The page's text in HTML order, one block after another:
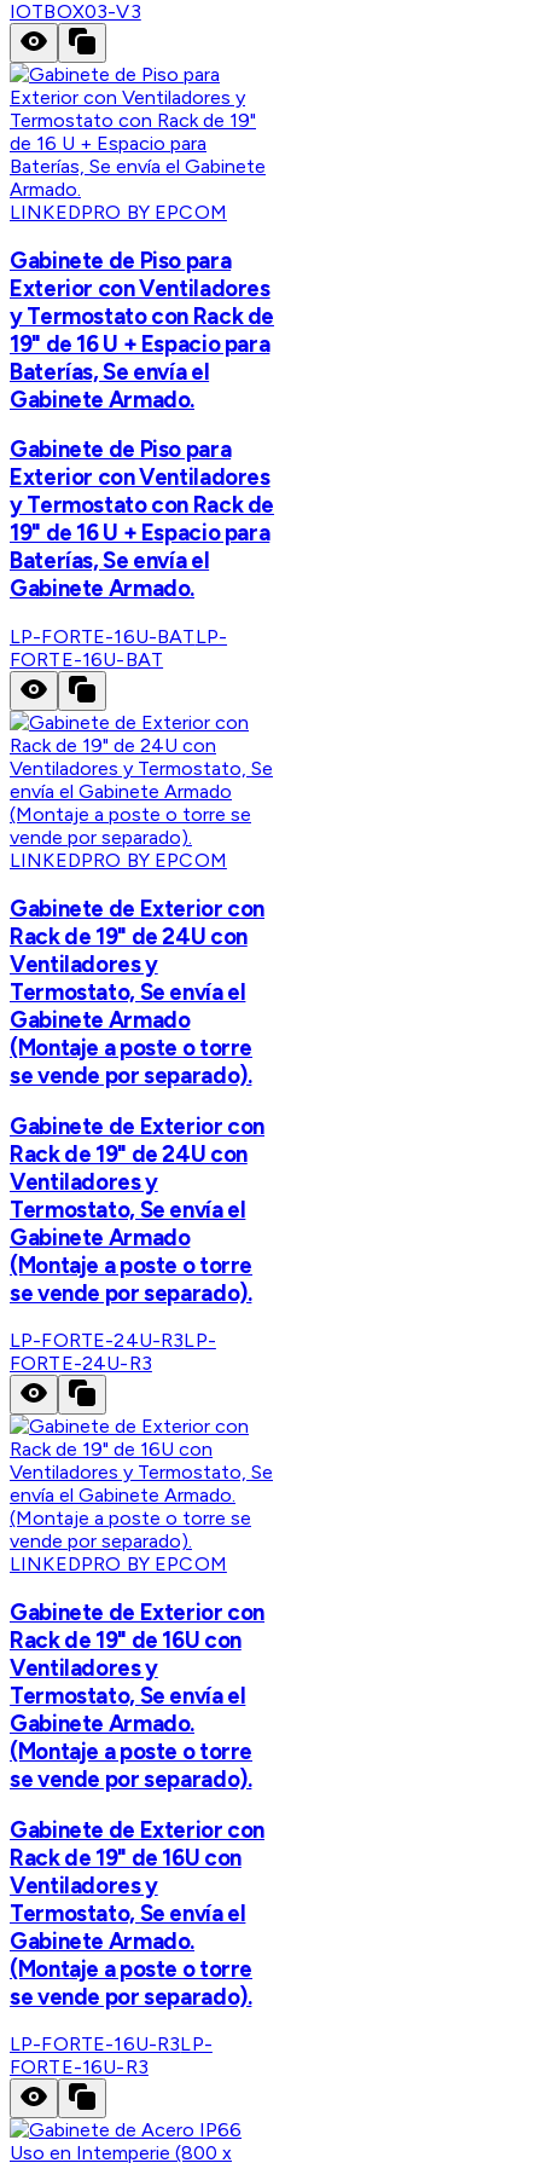
IOTBOX03-V3
LINKEDPRO BY EPCOM
Gabinete de Piso para
Exterior con Ventiladores
y Termostato con Rack de
19" de 16 U + Espacio para
Baterías, Se envía el
Gabinete Armado.
Gabinete de Piso para
Exterior con Ventiladores
y Termostato con Rack de
19" de 16 U + Espacio para
Baterías, Se envía el
Gabinete Armado.
LP-FORTE-16U-BATLP-
FORTE-16U-BAT
LINKEDPRO BY EPCOM
Gabinete de Exterior con
Rack de 19" de 24U con
Ventiladores y
Termostato, Se envía el
Gabinete Armado
(Montaje a poste o torre
se vende por separado).
Gabinete de Exterior con
Rack de 19" de 24U con
Ventiladores y
Termostato, Se envía el
Gabinete Armado
(Montaje a poste o torre
se vende por separado).
LP-FORTE-24U-R3LP-
FORTE-24U-R3
LINKEDPRO BY EPCOM
Gabinete de Exterior con
Rack de 19" de 16U con
Ventiladores y
Termostato, Se envía el
Gabinete Armado.
(Montaje a poste o torre
se vende por separado).
Gabinete de Exterior con
Rack de 19" de 16U con
Ventiladores y
Termostato, Se envía el
Gabinete Armado.
(Montaje a poste o torre
se vende por separado).
LP-FORTE-16U-R3LP-
FORTE-16U-R3